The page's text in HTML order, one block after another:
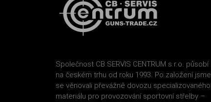
Společnost CB SERVIS CENTRUM s.r.o. působí
na českém trhu od roku 1993. Po založení jsme
se věnovali převážně dovozu specializovaného
materiálu pro provozování sportovní střelby –